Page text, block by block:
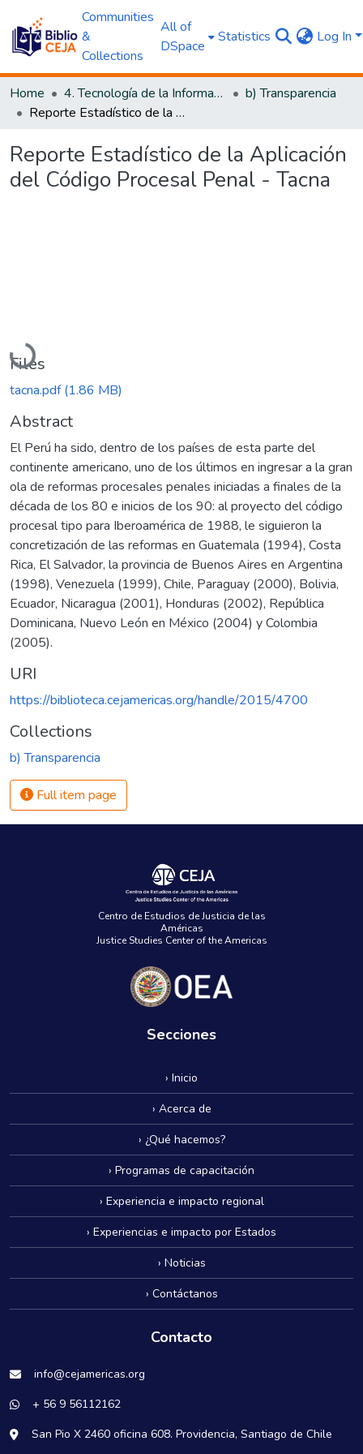
Communities
&
Collections
All of
DSpace
Statistics Log In
Home 4. Tecnología de la Información y Transparencia
b) Transparencia
Reporte Estadístico de la Aplicación del Código Procesal Penal - Tacna
Reporte Estadístico de la Aplicación
del Código Procesal Penal - Tacna
Loading...
Files
tacna.pdf(1.86 MB)
Abstract
El Perú ha sido, dentro de los países de esta parte del
continente americano, uno de los últimos en ingresar a la gran
ola de reformas procesales penales iniciadas a finales de la
década de los 80 e inicios de los 90: al proyecto del código
procesal tipo para Iberoamérica de 1988, le siguieron la
concretización de las reformas en Guatemala (1994), Costa
Rica, El Salvador, la provincia de Buenos Aires en Argentina
(1998), Venezuela (1999), Chile, Paraguay (2000), Bolivia,
Ecuador, Nicaragua (2001), Honduras (2002), República
Dominicana, Nuevo León en México (2004) y Colombia
(2005).
URI
https://biblioteca.cejamericas.org/handle/2015/4700
Collections
b) Transparencia
Full item page
Centro de Estudios de Justicia de las
Américas
Justice Studies Center of the Americas
Secciones
› Inicio
› Acerca de
› ¿Qué hacemos?
› Programas de capacitación
› Experiencia e impacto regional
› Experiencias e impacto por Estados
› Noticias
› Contáctanos
Contacto
info@cejamericas.org
+ 56 9 56112162
San Pio X 2460 oficina 608. Providencia, Santiago de Chile